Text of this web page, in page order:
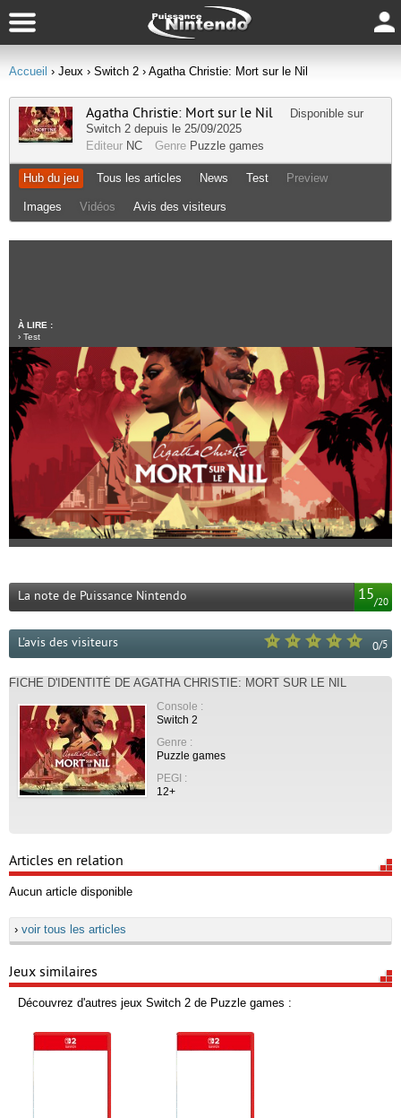
Accueil › Jeux › Switch 2 › Agatha Christie: Mort sur le Nil
Agatha Christie: Mort sur le Nil
Disponible sur
Switch 2 depuis le 25/09/2025
Editeur NC Genre Puzzle games
Hub du jeu Tous les articles News Test Preview
Images Vidéos Avis des visiteurs
À LIRE :
› Test
15/20
La note de Puissance Nintendo
0/5
L'avis des visiteurs
FICHE D'IDENTITÉ DE AGATHA CHRISTIE: MORT SUR LE NIL
Console :
Switch 2
Genre :
Puzzle games
PEGI :
12+
Articles en relation
Aucun article disponible
› voir tous les articles
Jeux similaires
Découvrez d'autres jeux Switch 2 de Puzzle games :